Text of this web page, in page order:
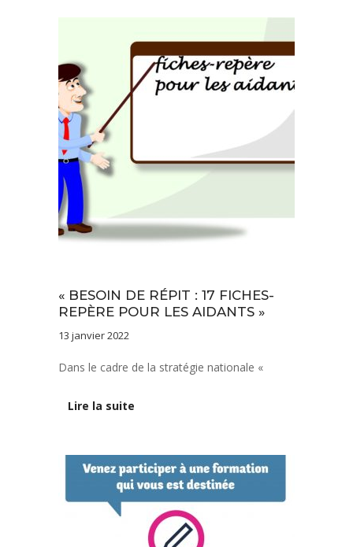
« BESOIN DE RÉPIT : 17 FICHES-
REPÈRE POUR LES AIDANTS »
13 janvier 2022
Dans le cadre de la stratégie nationale «
Lire la suite